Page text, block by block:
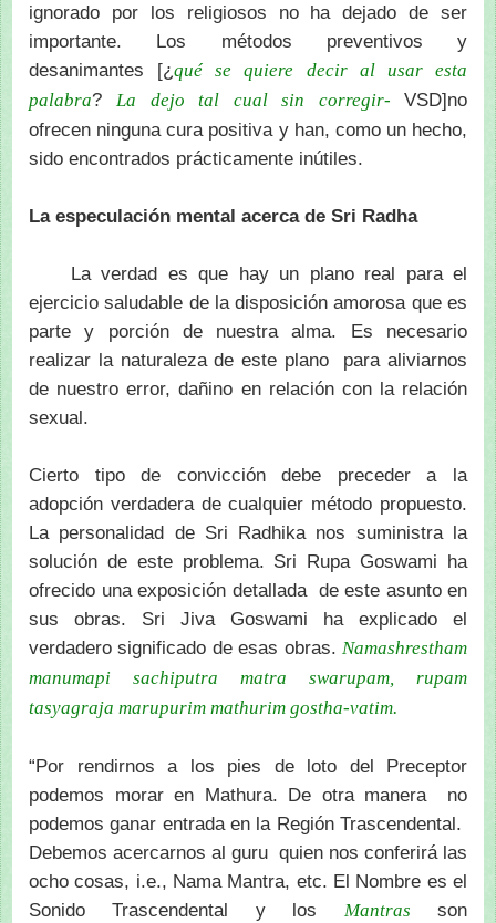
ignorado por los religiosos no ha dejado de ser
importante. Los métodos preventivos y
desanimantes [¿qué se quiere decir al usar esta
palabra?La dejo tal cual sin corregir-VSD]no
ofrecen ninguna cura positiva y han, como un hecho,
sido encontrados prácticamente inútiles.
La especulación mental acerca de Sri Radha
La verdad es que hay un plano real para el
ejercicio saludable de la disposición amorosa que es
parte y porción de nuestra alma. Es necesario
realizar la naturaleza de este plano para aliviarnos
de nuestro error, dañino en relación con la relación
sexual.
Cierto tipo de convicción debe preceder a la
adopción verdadera de cualquier método propuesto.
La personalidad de Sri Radhika nos suministra la
solución de este problema. Sri Rupa Goswami ha
ofrecido una exposición detallada de este asunto en
sus obras. Sri Jiva Goswami ha explicado el
verdadero significado de esas obras. Namashrestham
manumapi sachiputra matra swarupam, rupam
tasyagraja marupurim mathurim gostha-vatim.
“Por rendirnos a los pies de loto del Preceptor
podemos morar en Mathura. De otra manera no
podemos ganar entrada en la Región Trascendental.
Debemos acercarnos al guru quien nos conferirá las
ocho cosas, i.e., Nama Mantra, etc. El Nombre es el
Sonido Trascendental y los Mantras son